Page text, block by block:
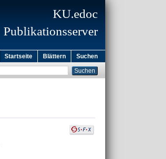
KU.edoc
Publikationsserver
Startseite Blättern Suchen